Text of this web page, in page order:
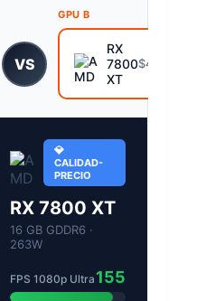
VS
GPU B
RX
7800
XT
$479
💎
CALIDAD-
PRECIO
RX 7800 XT
16 GB GDDR6 ·
263W
FPS 1080p Ultra 155